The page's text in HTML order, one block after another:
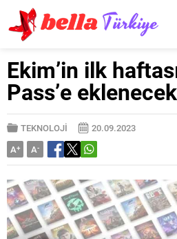
Ekim’in ilk
Pass’e
TEKNOLOJİ
20.09.2023
A+ A-